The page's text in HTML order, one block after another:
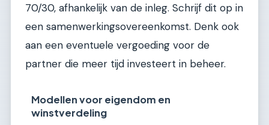
70/30, afhankelijk van de inleg. Schrijf dit op in
een samenwerkingsovereenkomst. Denk ook
aan een eventuele vergoeding voor de
partner die meer tijd investeert in beheer.
Modellen voor eigendom en
winstverdeling